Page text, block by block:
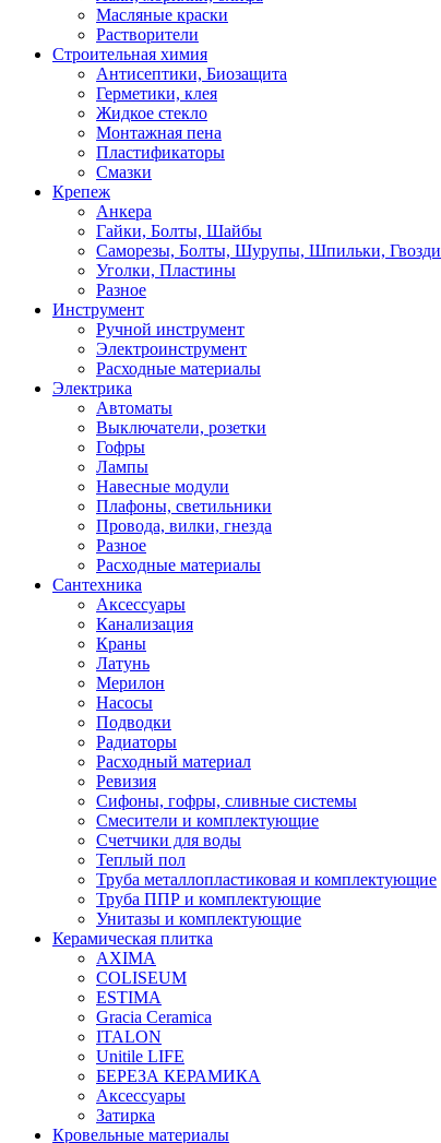
Масляные краски
Растворители
Строительная химия
Антисептики, Биозащита
Герметики, клея
Жидкое стекло
Монтажная пена
Пластификаторы
Смазки
Крепеж
Анкера
Гайки, Болты, Шайбы
Саморезы, Болты, Шурупы, Шпильки, Гвозди
Уголки, Пластины
Разное
Инструмент
Ручной инструмент
Электроинструмент
Расходные материалы
Электрика
Автоматы
Выключатели, розетки
Гофры
Лампы
Навесные модули
Плафоны, светильники
Провода, вилки, гнезда
Разное
Расходные материалы
Сантехника
Аксессуары
Канализация
Краны
Латунь
Мерилон
Насосы
Подводки
Радиаторы
Расходный материал
Ревизия
Сифоны, гофры, сливные системы
Смесители и комплектующие
Счетчики для воды
Теплый пол
Труба металлопластиковая и комплектующие
Труба ППР и комплектующие
Унитазы и комплектующие
Керамическая плитка
AXIMA
COLISEUM
ESTIMA
Gracia Ceramica
ITALON
Unitile LIFE
БЕРЕЗА КЕРАМИКА
Аксессуары
Затирка
Кровельные материалы